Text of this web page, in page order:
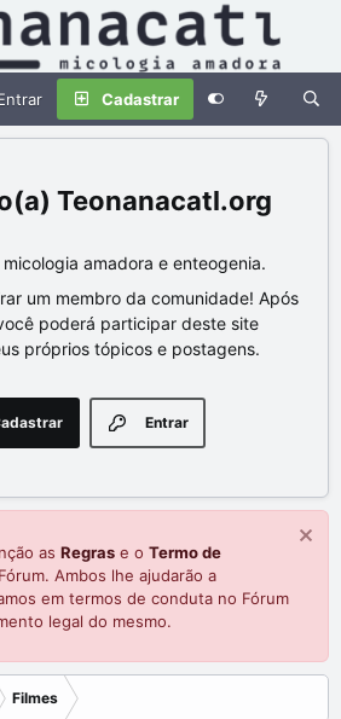
Cadastrar
Teonanacatl.org
amadora e enteogenia.
um membro da comunidade! Após
poderá participar deste site
próprios tópicos e postagens.
Entrar
as Regras e o Termo de
Ambos lhe ajudarão a
em termos de conduta no Fórum
legal do mesmo.
Filmes